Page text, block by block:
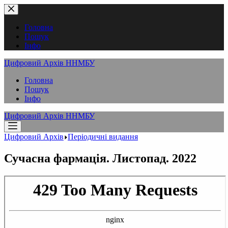
Перейти
до
вмістуГоловна
Пошук
Інфо
Цифровий Архів ННМБУ
Головна
Пошук
Інфо
Цифровий Архів ННМБУ
Цифровий Архів Періодичні видання
Сучасна фармація. Листопад. 2022